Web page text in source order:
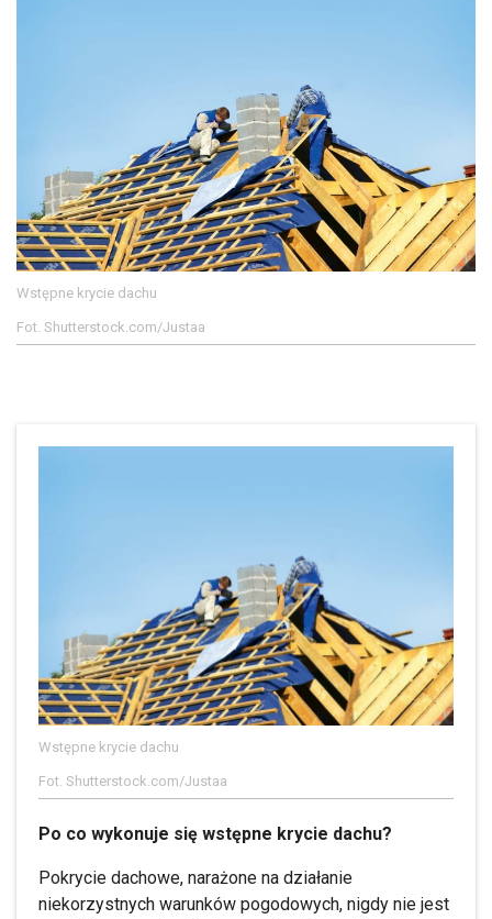
Wstępne krycie dachu
Fot. Shutterstock.com/Justaa
Wstępne krycie dachu
Fot. Shutterstock.com/Justaa
Po co wykonuje się wstępne krycie dachu?
Pokrycie dachowe, narażone na działanie
niekorzystnych warunków pogodowych, nigdy nie jest